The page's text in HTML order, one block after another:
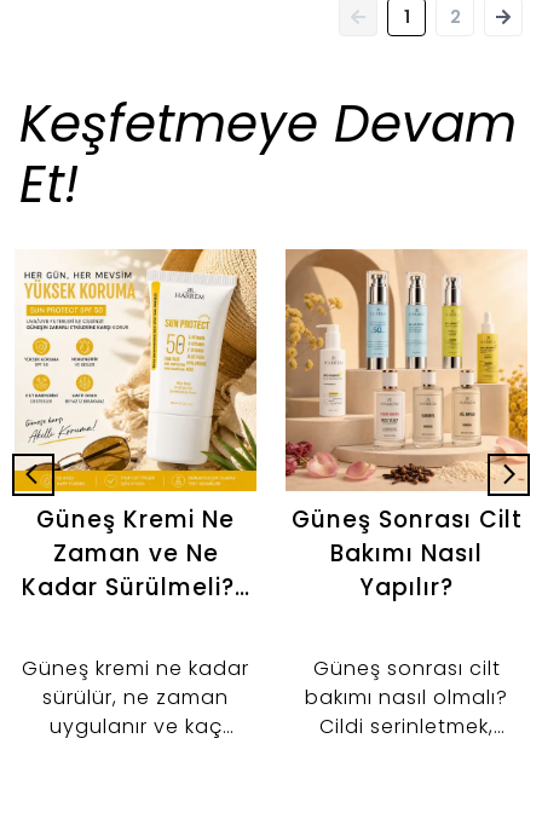
1 2
Keşfetmeye Devam
Et!
Güneş Kremi Ne
Zaman ve Ne
Kadar Sürülmeli? |
Rehberi
Güneş kremi ne kadar
sürülür, ne zaman
uygulanır ve kaç
Güneş Sonrası Cilt
Bakımı Nasıl
Yapılır?
Güneş sonrası cilt
bakımı nasıl olmalı?
Cildi serinletmek,